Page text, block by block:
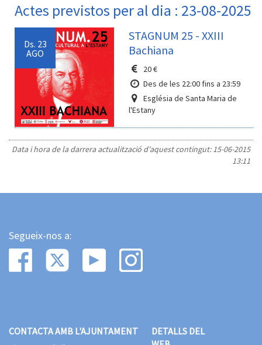
Actes previstos per al dia : 23-08-2025
Ds. 23
AGO
STAGNUM 25 - XXIII
Bachiana
20 €
Des de les 22:00 fins a 23:59
Església de Santa Maria de
l'Estany
Data i hora de la darrera actualització d'aquest contingut:15-06-2015
13:11
Segueix-nos a:
CONTACTA AMB L'AJUNTAMENT
DETALLS DEL